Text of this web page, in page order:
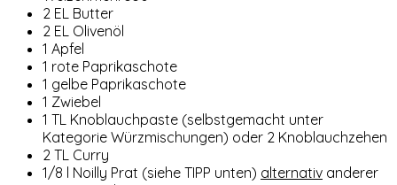
2 EL Butter
2 EL Olivenöl
1 Apfel
1 rote Paprikaschote
1 gelbe Paprikaschote
1 Zwiebel
1 TL Knoblauchpaste (selbstgemacht unter
Kategorie Würzmischungen) oder 2 Knoblauchzehen
2 TL Curry
1/8 l Noilly Prat (siehe TIPP unten) alternativ anderer